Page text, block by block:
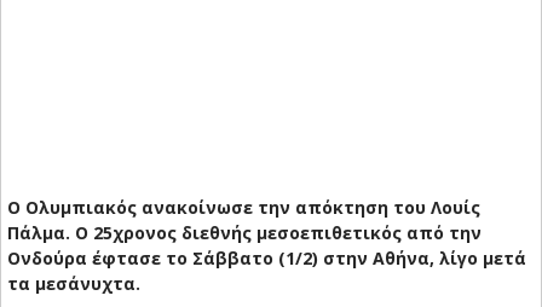
Ο Ολυμπιακός ανακοίνωσε την απόκτηση του Λουίς
Πάλμα. Ο 25χρονος διεθνής μεσοεπιθετικός από την
Ονδούρα έφτασε το Σάββατο (1/2) στην Αθήνα, λίγο μετά
τα μεσάνυχτα.